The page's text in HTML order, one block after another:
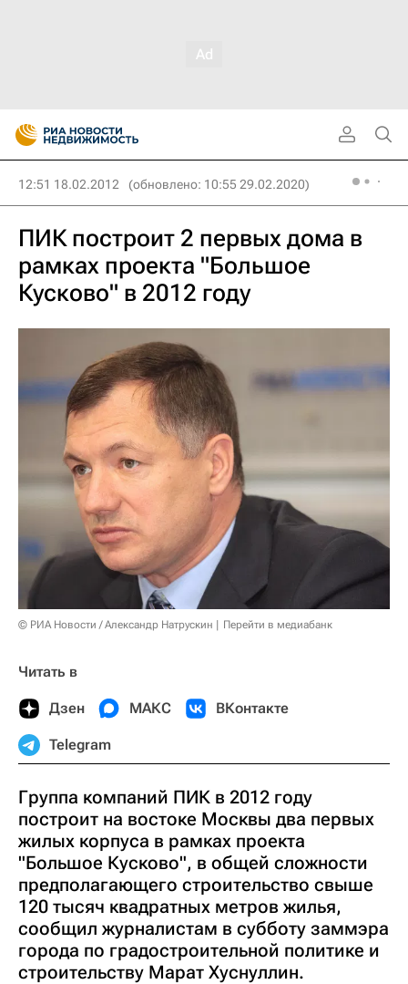
12:51 18.02.2012 (обновлено: 10:55 29.02.2020)
ПИК построит 2 первых дома в
рамках проекта "Большое
Кусково" в 2012 году
© РИА Новости / Александр Натрускин Перейти в медиабанк
Читать в
Дзен МАКС ВКонтакте
Telegram
Группа компаний ПИК в 2012 году
построит на востоке Москвы два первых
жилых корпуса в рамках проекта
"Большое Кусково", в общей сложности
предполагающего строительство свыше
120 тысяч квадратных метров жилья,
сообщил журналистам в субботу заммэра
города по градостроительной политике и
строительству Марат Хуснуллин.